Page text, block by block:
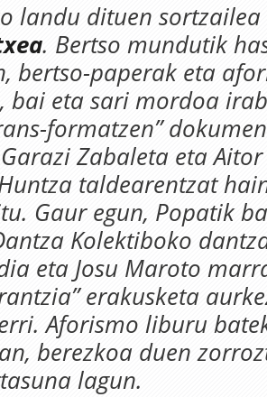
landu dituen
. Bertso mundutik
bertso-paperak eta
bai eta sari mordoa
formatzen”
Zabaleta eta
taldearentzat
Gaur egun, Popatik
Kolektiboko
eta Josu Maroto
erakusketa
Aforismo liburu
berezkoa duen
lagun.